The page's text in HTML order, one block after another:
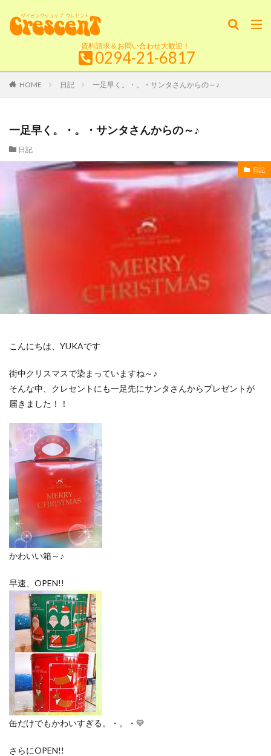
資料請求＆お問い合わせ大歓迎！
0294-21-6817
HOME 日記 一足早く。・。・サンタさんからの～♪
一足早く。・。・サンタさんからの～♪
日記
日記
こんにちは、YUKAです
街中クリスマスで染まっていますね～♪
そんな中、クレセントにも一足先にサンタさんからプレゼントが
届きました！！
かわいい箱～♪
早速、OPEN!!
缶だけでもかわいすぎる。・。・💛
さらにOPEN!!